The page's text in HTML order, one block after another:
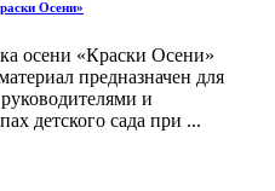
Осени»
осени «Краски Осени»
предназначен для
и
детского сада при ...